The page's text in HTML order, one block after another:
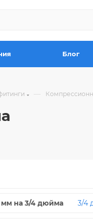
Блог
—
мм на 3/4 дюйма 3/4